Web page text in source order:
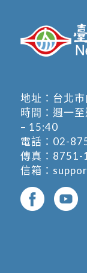
地址： 台北
時間：週一
– 15:40
電話： 02-
傳真：8751-
信箱：